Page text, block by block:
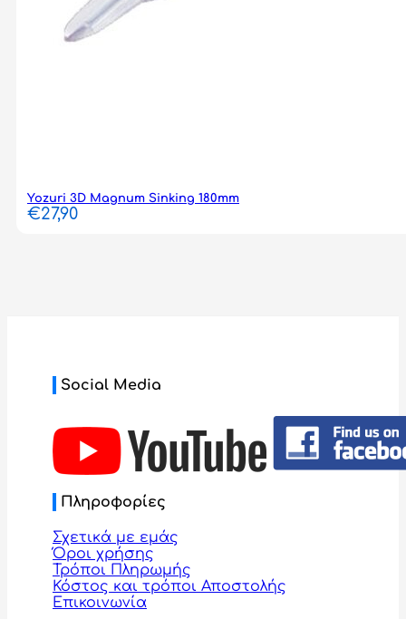
Yozuri 3D Magnum Sinking 180mm
€27,90
Social Media
Πληροφορίες
Σχετικά με εμάς
Όροι χρήσης
Τρόποι Πληρωμής
Κόστος και τρόποι Αποστολής
Επικοινωνία